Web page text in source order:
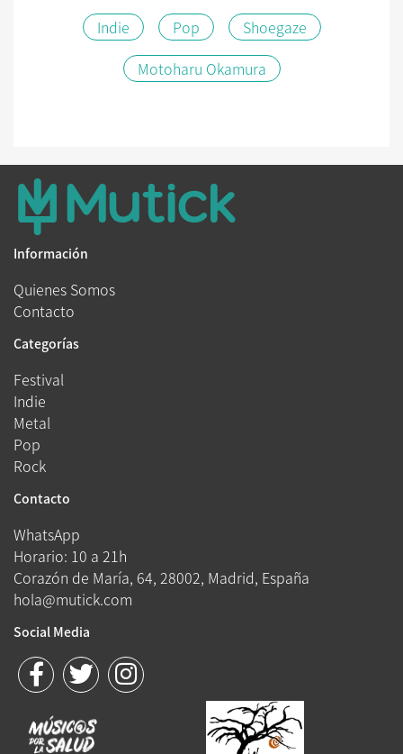
Indie Pop
Shoegaze
Motoharu Okamura
Información
Quienes Somos
Contacto
Categorías
Festival
Indie
Metal
Pop
Rock
Contacto
WhatsApp
Horario: 10 a 21h
Corazón de María, 64, 28002, Madrid, España
hola@mutick.com
Social Media